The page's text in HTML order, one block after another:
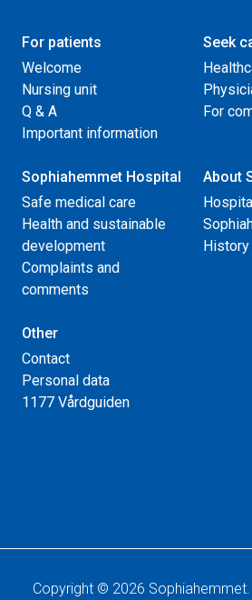
For patients
Welcome
Nursing unit
Q & A
Important information
Seek
For
Sophiahemmet Hospital
Safe medical care
Health and sustainable
development
Complaints and
comments
About
History
Other
Contact
Personal data
1177 Vårdguiden
Copyright © 2026